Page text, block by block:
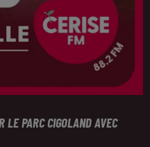
LE PARC CIGOLAND AVEC